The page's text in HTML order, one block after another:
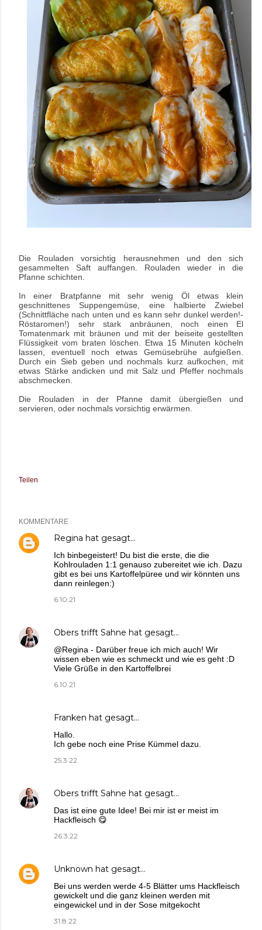
Die Rouladen vorsichtig herausnehmen und den sich
gesammelten Saft auffangen. Rouladen wieder in die
Pfanne schichten.
In einer Bratpfanne mit sehr wenig Öl etwas klein
geschnittenes Suppengemüse, eine halbierte Zwiebel
(Schnittfläche nach unten und es kann sehr dunkel werden!-
Röstaromen!) sehr stark anbräunen, noch einen El
Tomatenmark mit bräunen und mit der beiseite gestellten
Flüssigkeit vom braten löschen. Etwa 15 Minuten köcheln
lassen, eventuell noch etwas Gemüsebrühe aufgießen.
Durch ein Sieb geben und nochmals kurz aufkochen, mit
etwas Stärke andicken und mit Salz und Pfeffer nochmals
abschmecken.
Die Rouladen in der Pfanne damit übergießen und
servieren, oder nochmals vorsichtig erwärmen.
Teilen
KOMMENTARE
Regina hat gesagt…
Ich binbegeistert! Du bist die erste, die die
Kohlrouladen 1:1 genauso zubereitet wie ich. Dazu
gibt es bei uns Kartoffelpüree und wir könnten uns
dann reinlegen:)
6.10.21
Obers trifft Sahne hat gesagt…
@Regina - Darüber freue ich mich auch! Wir
wissen eben wie es schmeckt und wie es geht :D
Viele Grüße in den Kartoffelbrei
6.10.21
Franken hat gesagt…
Hallo.
Ich gebe noch eine Prise Kümmel dazu.
25.3.22
Obers trifft Sahne hat gesagt…
Das ist eine gute Idee! Bei mir ist er meist im
Hackfleisch 😋
26.3.22
Unknown hat gesagt…
Bei uns werden werde 4-5 Blätter ums Hackfleisch
gewickelt und die ganz kleinen werden mit
eingewickel und in der Sose mitgekocht
31.8.22